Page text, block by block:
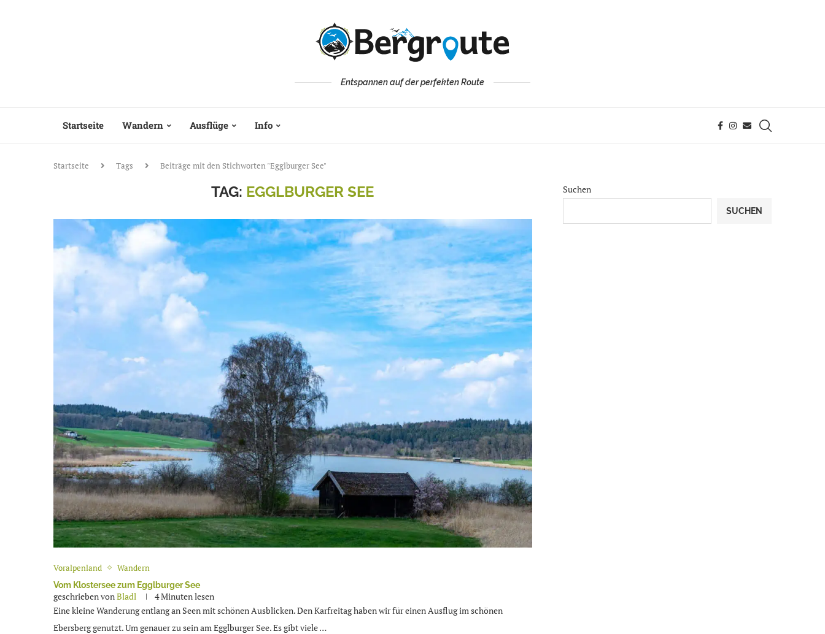
Entspannen auf der perfekten Route
Startseite Wandern Ausflüge Info
Startseite Tags Beiträge mit den Stichworten "Egglburger See"
TAG: EGGLBURGER SEE
Voralpenland Wandern
Vom Klostersee zum Egglburger See
geschrieben vonBladl
4 Minuten lesen
Eine kleine Wanderung entlang an Seen mit schönen Ausblicken. Den Karfreitag haben wir für einen Ausflug im schönen
Ebersberg genutzt. Um genauer zu sein am Egglburger See. Es gibt viele …
Suchen
SUCHEN